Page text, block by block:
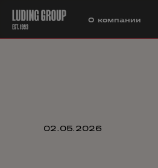
О компании
02.05.2026